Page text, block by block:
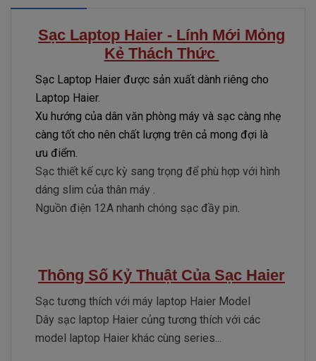
Sạc Laptop Haier - Lính Mới Mỏng
Kẻ Thách Thức
Sạc Laptop Haier được sản xuất dành riêng cho
Laptop Haier.
Xu hướng của dân văn phòng máy và sạc càng nhẹ
càng tốt cho nên chất lượng trên cả mong đợi là
ưu điểm.
Sạc thiết kế cực kỳ sang trọng để phù hợp với hình
dáng slim của thân máy .
Nguồn điện 12A nhanh chóng sạc đầy pin.
Thông Số Kỷ Thuật Của Sạc Haier
Sạc tương thích với máy laptop Haier Model
Dây sạc laptop Haier củng tương thích với các
model laptop Haier khác cùng series...